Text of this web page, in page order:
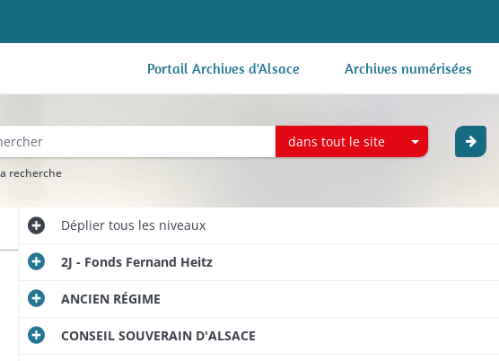
Portail Archives d'Alsace Archives numérisées
dans tout le site
recherche
Dépliertous les niveaux
2J - Fonds Fernand Heitz
ANCIEN RÉGIME
CONSEIL SOUVERAIN D'ALSACE